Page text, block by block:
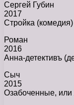
Сергей Губин
2017
Стройка (комедия)
Роман
2016
Анна-детективъ
Сыч
2015
Озабоченные,